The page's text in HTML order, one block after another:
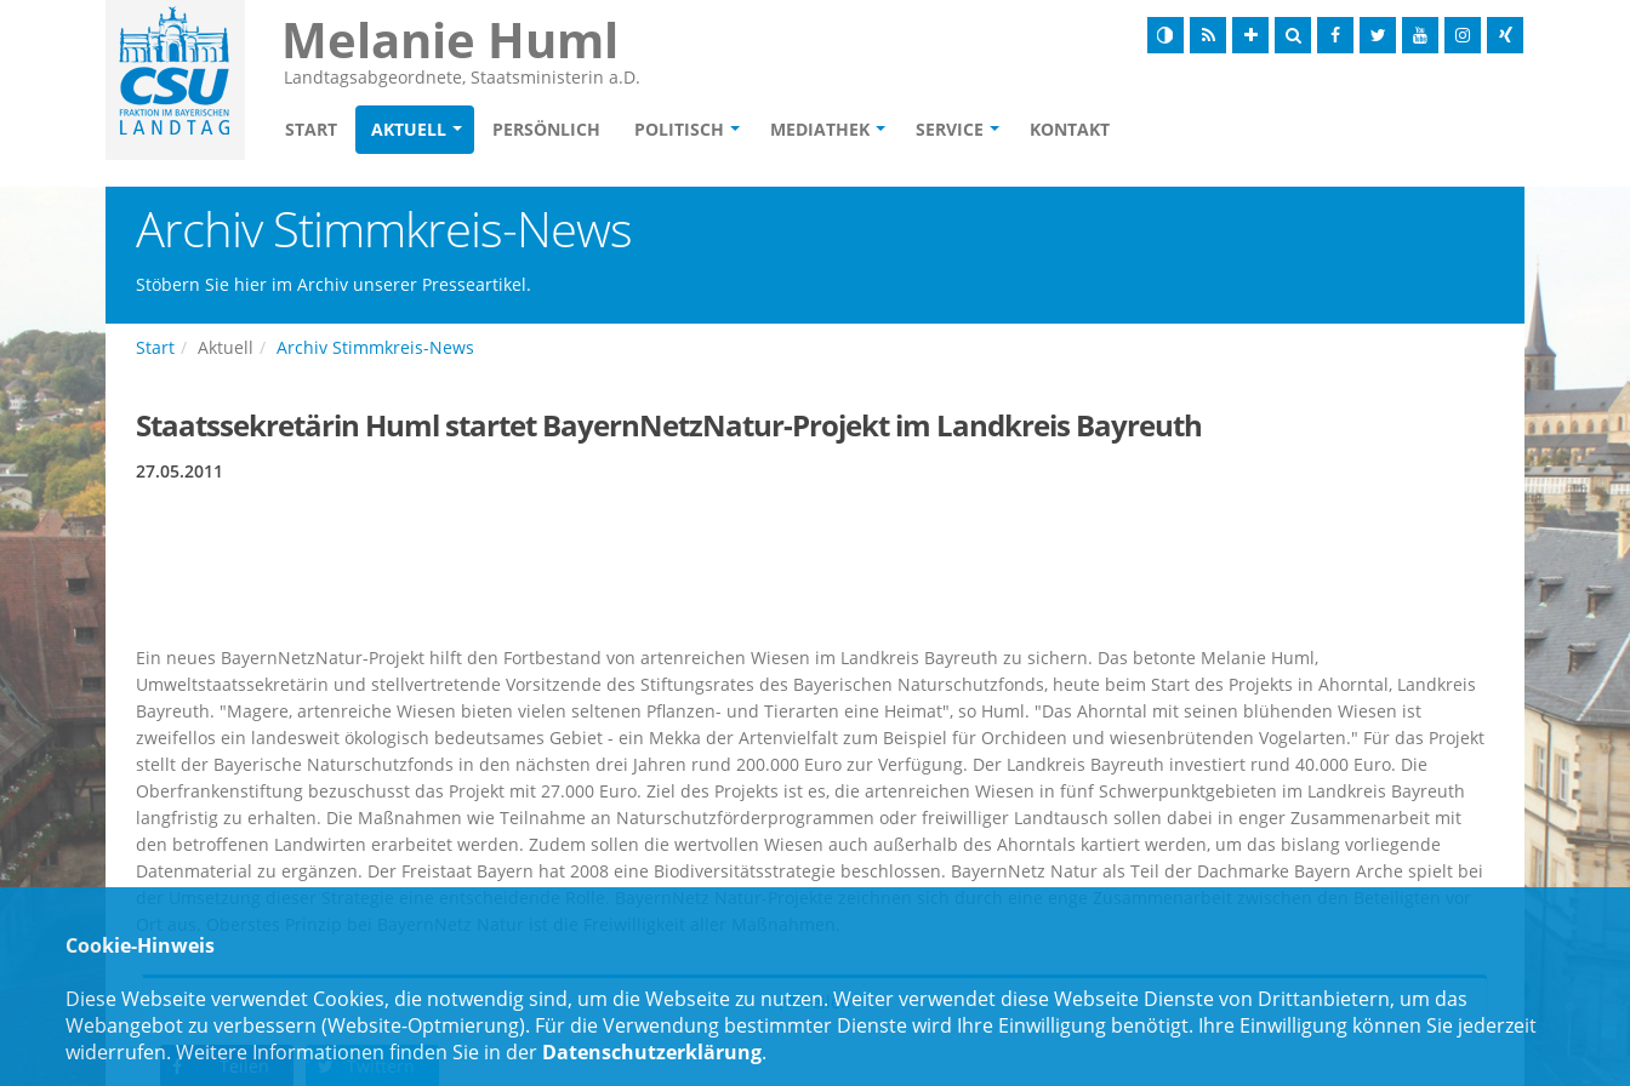
Melanie Huml
Landtagsabgeordnete, Staatsministerin a.D.
START AKTUELL PERSÖNLICH POLITISCH MEDIATHEK SERVICE KONTAKT
Archiv Stimmkreis-News
Stöbern Sie hier im Archiv unserer Presseartikel.
Start Aktuell Archiv Stimmkreis-News
Staatssekretärin Huml startet BayernNetzNatur-Projekt im Landkreis Bayreuth
27.05.2011
Ein neues BayernNetzNatur-Projekt hilft den Fortbestand von artenreichen Wiesen im Landkreis Bayreuth zu sichern. Das betonte Melanie Huml,
Umweltstaatssekretärin und stellvertretende Vorsitzende des Stiftungsrates des Bayerischen Naturschutzfonds, heute beim Start des Projekts in Ahorntal, Landkreis
Bayreuth. "Magere, artenreiche Wiesen bieten vielen seltenen Pflanzen- und Tierarten eine Heimat", so Huml. "Das Ahorntal mit seinen blühenden Wiesen ist
zweifellos ein landesweit ökologisch bedeutsames Gebiet - ein Mekka der Artenvielfalt zum Beispiel für Orchideen und wiesenbrütenden Vogelarten." Für das Projekt
stellt der Bayerische Naturschutzfonds in den nächsten drei Jahren rund 200.000 Euro zur Verfügung. Der Landkreis Bayreuth investiert rund 40.000 Euro. Die
Oberfrankenstiftung bezuschusst das Projekt mit 27.000 Euro. Ziel des Projekts ist es, die artenreichen Wiesen in fünf Schwerpunktgebieten im Landkreis Bayreuth
langfristig zu erhalten. Die Maßnahmen wie Teilnahme an Naturschutzförderprogrammen oder freiwilliger Landtausch sollen dabei in enger Zusammenarbeit mit
den betroffenen Landwirten erarbeitet werden. Zudem sollen die wertvollen Wiesen auch außerhalb des Ahorntals kartiert werden, um das bislang vorliegende
Datenmaterial zu ergänzen. Der Freistaat Bayern hat 2008 eine Biodiversitätsstrategie beschlossen. BayernNetz Natur als Teil der Dachmarke Bayern Arche spielt bei
Teilen
Teilen Twittern
Cookie-Hinweis
Diese Webseite verwendet Cookies, die notwendig sind, um die Webseite zu nutzen. Weiter verwendet diese Webseite Dienste von Drittanbietern, um das
Webangebot zu verbessern (Website-Optmierung). Für die Verwendung bestimmter Dienste wird Ihre Einwilligung benötigt. Ihre Einwilligung können Sie jederzeit
widerrufen. Weitere Informationen finden Sie in der Datenschutzerklärung.